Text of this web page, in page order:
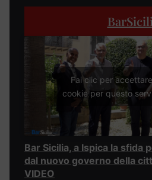
Fai clic per
cookie per questo
Bar Sicilia, a Ispica la sfida
dal nuovo governo della
VIDEO